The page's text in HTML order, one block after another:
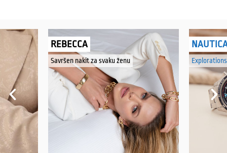
REBECCA
Savršen nakit za svaku ženu